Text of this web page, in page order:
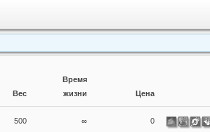
Вес
Время
жизни
Цена
500 ∞ 0